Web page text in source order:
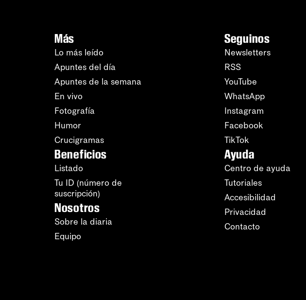
Más
Lo más leído
Apuntes del día
Apuntes de la semana
En vivo
Fotografía
Humor
Crucigramas
Beneficios
Listado
Tu ID (número de
suscripción)
Nosotros
Sobre la diaria
Equipo
Seguinos
Newsletters
RSS
YouTube
WhatsApp
Instagram
Facebook
TikTok
Ayuda
Centro de ayuda
Tutoriales
Accesibilidad
Privacidad
Contacto